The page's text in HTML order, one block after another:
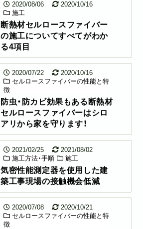
2020/08/06
2020/10/16
施工
断熱材セルロースファイバー
の施工についてすべてがわか
る4項目
2020/07/22
2020/10/16
セルロースファイバーの性能と特
徴
防虫・防カビ効果もある断熱材
セルロースファイバーはシロ
アリから家を守ります！
2021/02/25
2021/08/02
施工方法・手順
施工
気密性能測定器を使用した建
築工事現場の接触機会低減
2020/07/08
2020/10/21
セルロースファイバーの性能と特
徴